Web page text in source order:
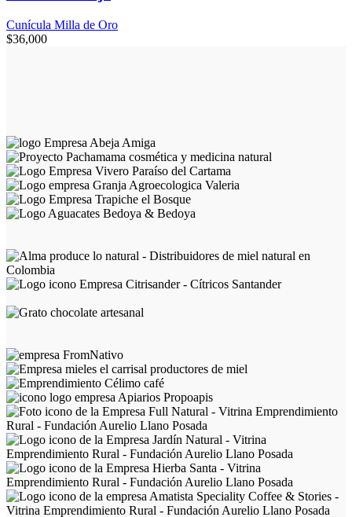
Cunícula Milla de Oro
$36,000